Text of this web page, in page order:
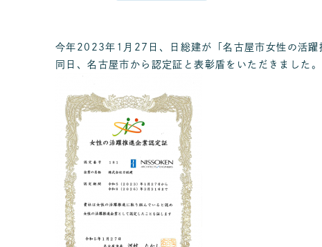
今年2023年1月27日、日総建が「名古屋市女性の活躍
同日、名古屋市から認定証と表彰盾をいただきました。